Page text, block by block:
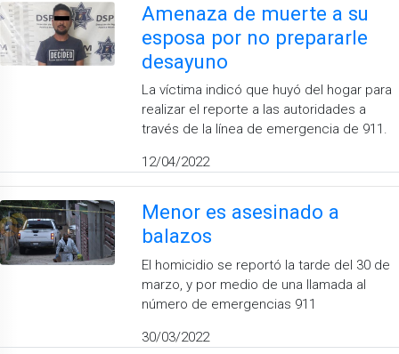
Amenaza de muerte a su
esposa por no prepararle
desayuno
La víctima indicó que huyó del hogar para
realizar el reporte a las autoridades a
través de la línea de emergencia de 911.
12/04/2022
Menor es asesinado a
balazos
El homicidio se reportó la tarde del 30 de
marzo, y por medio de una llamada al
número de emergencias 911
30/03/2022